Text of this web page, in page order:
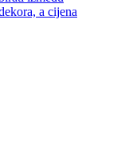
a cijena